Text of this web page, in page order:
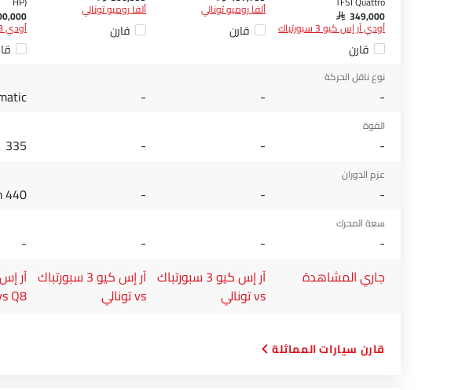
SAR 349,000
أودي آر إس كيو 3 سبورتباك
قارن
ألفا روميو تونالي
قارن
ألفا روميو تونالي
قارن أودي Q8
نوع ناقل الحركة
-
-
-
القوة
-
-
-
335
عزم الدوران
-
-
-
440 Nm
سعة المحرك
-
-
-
-
جاري المشاهدة
آر إس كيو 3 سبورتباك
vs تونالي
آر إس كيو 3 سبورتباك
vs تونالي
Q8
قارن سيارات المماثلة